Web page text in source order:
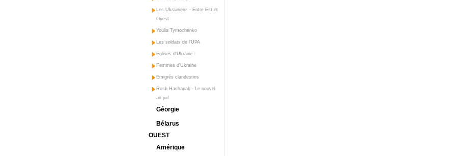
Les Ukrainiens - Entre Est et
Ouest
Youlia Tymochenko
Les soldats de l'UPA
Eglises d'Ukraine
Femmes d'Ukraine
Emigrés clandestins
Rosh Hashanah - Le nouvel
an juif
Géorgie
Bélarus
OUEST
Amérique